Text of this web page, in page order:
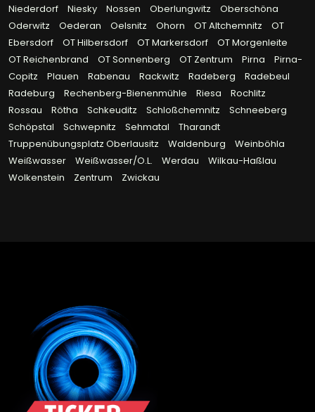
Niederdorf
Niesky Nossen Oberlungwitz
Oberschöna
Oderwitz
Oederan Oelsnitz Ohorn OT Altchemnitz
OT
Ebersdorf
OT Hilbersdorf OT Markersdorf
OT Morgenleite
OT Reichenbrand
OT Sonnenberg OT Zentrum Pirna
Pirna-
Copitz
Plauen Rabenau Rackwitz Radeberg
Radebeul
Radeburg
Rechenberg-Bienenmühle Riesa
Rochlitz
Rossau
Rötha Schkeuditz Schloßchemnitz
Schneeberg
Schöpstal
Schwepnitz Sehmatal
Tharandt
Truppenübungsplatz Oberlausitz
Waldenburg
Weinböhla
Weißwasser
Weißwasser/O.L. Werdau
Wilkau-Haßlau
Wolkenstein
Zentrum Zwickau